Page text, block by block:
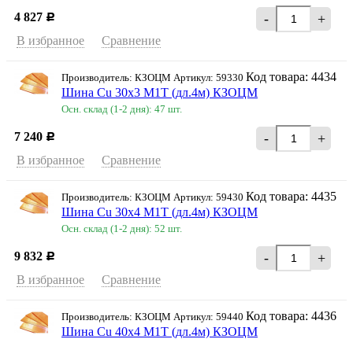
4 827 Р - +
В избранное Сравнение
Производитель: КЗОЦМ Артикул: 59330 Код товара: 4434
Шина Cu 30х3 М1Т (дл.4м) КЗОЦМ
Осн. склад (1-2 дня): 47 шт.
7 240 Р - +
В избранное Сравнение
Производитель: КЗОЦМ Артикул: 59430 Код товара: 4435
Шина Cu 30х4 М1Т (дл.4м) КЗОЦМ
Осн. склад (1-2 дня): 52 шт.
9 832 Р - +
В избранное Сравнение
Производитель: КЗОЦМ Артикул: 59440 Код товара: 4436
Шина Cu 40х4 М1Т (дл.4м) КЗОЦМ